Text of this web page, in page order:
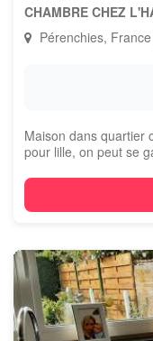
CHAMBRE CHEZ
Pérenchies, France
Maison dans quartier
pour lille, on peut se